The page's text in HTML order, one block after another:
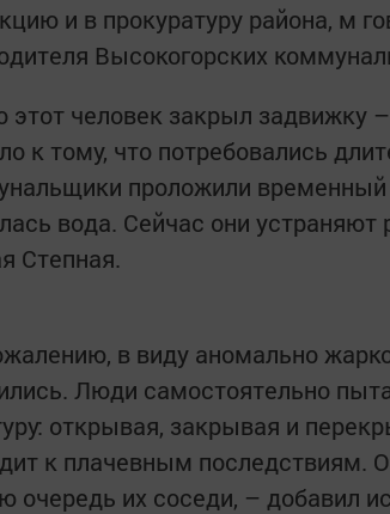
и в прокуратуру района, м
Высокогорских
этот человек закрыл задвижку
к тому, что потребовались
проложили временный
вода. Сейчас они
Степная.
в виду аномально
Люди самостоятельно
открывая, закрывая и
к плачевным последствиям.
очередь их соседи, – добавил